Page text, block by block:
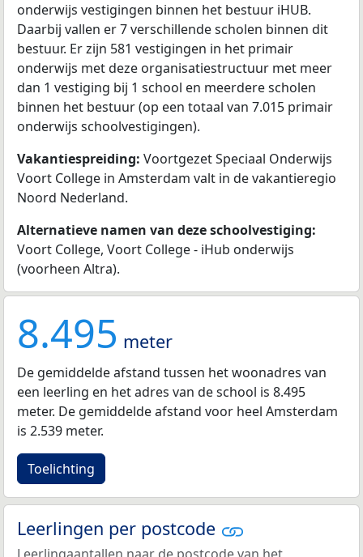
onderwijs vestigingen binnen het bestuur iHUB.
Daarbij vallen er 7 verschillende scholen binnen dit
bestuur. Er zijn 581 vestigingen in het primair
onderwijs met deze organisatiestructuur met meer
dan 1 vestiging bij 1 school en meerdere scholen
binnen het bestuur (op een totaal van 7.015 primair
onderwijs schoolvestigingen).
Vakantiespreiding: Voortgezet Speciaal Onderwijs
Voort College in Amsterdam valt in de vakantieregio
Noord Nederland.
Alternatieve namen van deze schoolvestiging:
Voort College, Voort College - iHub onderwijs
(voorheen Altra).
8.495 meter
De gemiddelde afstand tussen het woonadres van
een leerling en het adres van de school is 8.495
meter. De gemiddelde afstand voor heel Amsterdam
is 2.539 meter.
Toelichting
Leerlingen per postcode